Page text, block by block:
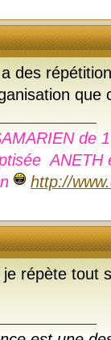
a des
de
ANETH
http://
je répète tout